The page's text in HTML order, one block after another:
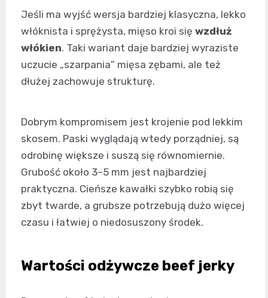
Jeśli ma wyjść wersja bardziej klasyczna, lekko
włóknista i sprężysta, mięso kroi się wzdłuż
włókien. Taki wariant daje bardziej wyraziste
uczucie „szarpania” mięsa zębami, ale też
dłużej zachowuje strukturę.
Dobrym kompromisem jest krojenie pod lekkim
skosem. Paski wyglądają wtedy porządniej, są
odrobinę większe i suszą się równomiernie.
Grubość około 3–5 mm jest najbardziej
praktyczna. Cieńsze kawałki szybko robią się
zbyt twarde, a grubsze potrzebują dużo więcej
czasu i łatwiej o niedosuszony środek.
Wartości odżywcze beef jerky